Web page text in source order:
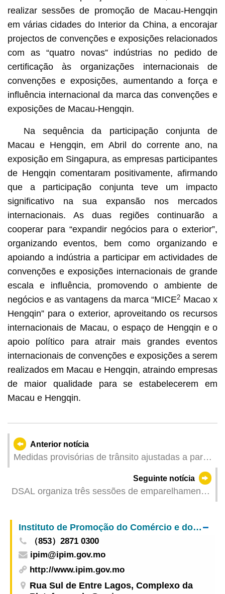
realizar sessões de promoção de Macau-Hengqin
em várias cidades do Interior da China, a encorajar
projectos de convenções e exposições relacionados
com as “quatro novas” indústrias no pedido de
certificação às organizações internacionais de
convenções e exposições, aumentando a força e
influência internacional da marca das convenções e
exposições de Macau-Hengqin.
Na sequência da participação conjunta de
Macau e Hengqin, em Abril do corrente ano, na
exposição em Singapura, as empresas participantes
de Hengqin comentaram positivamente, afirmando
que a participação conjunta teve um impacto
significativo na sua expansão nos mercados
internacionais. As duas regiões continuarão a
cooperar para “expandir negócios para o exterior”,
organizando eventos, bem como organizando e
apoiando a indústria a participar em actividades de
convenções e exposições internacionais de grande
escala e influência, promovendo o ambiente de
negócios e as vantagens da marca “MICE2 Macao x
Hengqin” para o exterior, aproveitando os recursos
internacionais de Macau, o espaço de Hengqin e o
apoio político para atrair mais grandes eventos
internacionais de convenções e exposições a serem
realizados em Macau e Hengqin, atraindo empresas
de maior qualidade para se estabelecerem em
Macau e Hengqin.
Anterior notícia
Medidas provisórias de trânsito ajustadas a partir
de sábado (dia 3) na zona do Porto Interior e Rua
do Almirante Sérgio devido a obras de drenagem
e repavimentação
Seguinte notícia
DSAL organiza três sessões de emparelhamento
Instituto de Promoção do Comércio e do Investimento
（853）2871 0300
ipim@ipim.gov.mo
http://www.ipim.gov.mo
Rua Sul de Entre Lagos, Complexo da